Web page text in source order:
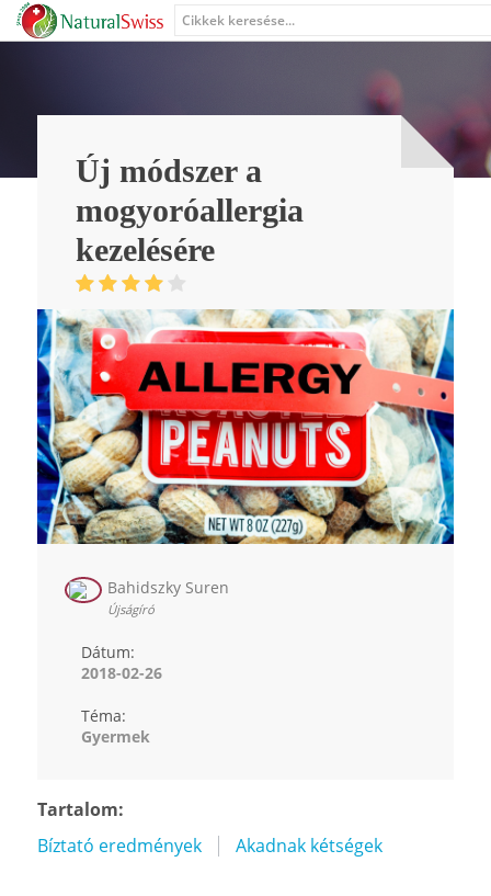
Új módszer a
mogyoróallergia
kezelésére
Bahidszky Suren
Újságíró
Dátum:
2018-02-26
Téma:
Gyermek
Tartalom:
Bíztató eredmények
Akadnak kétségek